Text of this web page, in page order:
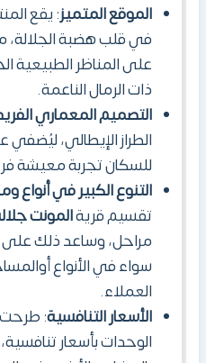
الموقع المتميز: يقع
في قلب هضبة الجلالة،
على المناظر الطبيعية
ذات الرمال الناعمة.
التصميم المعماري
الطراز الإيطالي، ليُضفي
للسكان تجربة معيشة
التنوع الكبير في أنواع
تقسيم قريةالمونت
مراحل، وساعد ذلك على
سواء في الأنواع
العملاء.
الأسعار التنافسية: طرحت
الوحدات بأسعار